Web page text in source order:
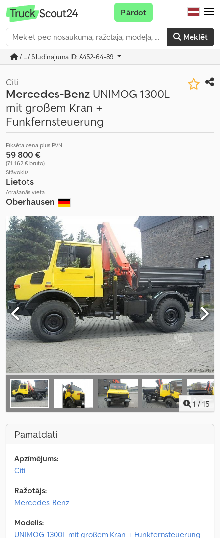
Meklēt
Pārdot
/ ... / Sludinājuma ID: A452-64-89
Citi
Mercedes-Benz UNIMOG 1300L
mit großem Kran +
Funkfernsteuerung
Fiksēta cena plus PVN
59 800 €
(71 162 € bruto)
Stāvoklis
Lietots
Atrašanās vieta
Oberhausen
1 / 15
Pamatdati
Apzīmējums:
Citi
Ražotājs:
Mercedes-Benz
Modelis:
UNIMOG 1300L mit großem Kran + Funkfernsteuerung